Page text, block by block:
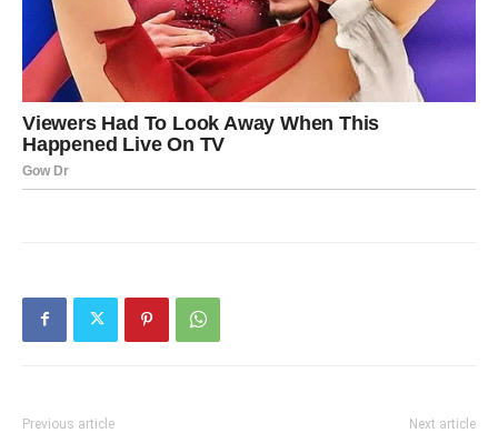
Previous article Next article